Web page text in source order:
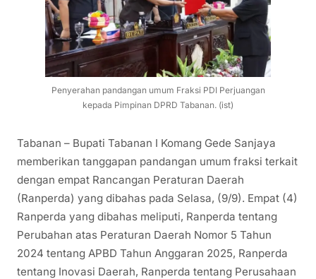
Penyerahan pandangan umum Fraksi PDI Perjuangan
kepada Pimpinan DPRD Tabanan. (ist)
Tabanan – Bupati Tabanan I Komang Gede Sanjaya
memberikan tanggapan pandangan umum fraksi terkait
dengan empat Rancangan Peraturan Daerah
(Ranperda) yang dibahas pada Selasa, (9/9). Empat (4)
Ranperda yang dibahas meliputi, Ranperda tentang
Perubahan atas Peraturan Daerah Nomor 5 Tahun
2024 tentang APBD Tahun Anggaran 2025, Ranperda
tentang Inovasi Daerah, Ranperda tentang Perusahaan